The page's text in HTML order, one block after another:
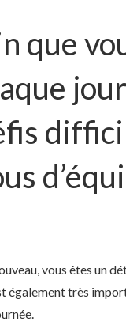
que
vous êtes un
également très